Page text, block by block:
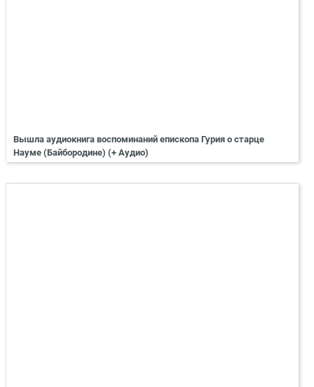
Вышла аудиокнига воспоминаний епископа Гурия о старце
Науме (Байбородине) (+ Аудио)